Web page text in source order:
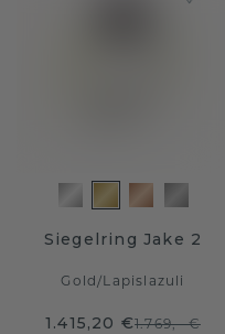
Siegelring Jake 2
Gold/Lapislazuli
1.415,20 €1.769,- €